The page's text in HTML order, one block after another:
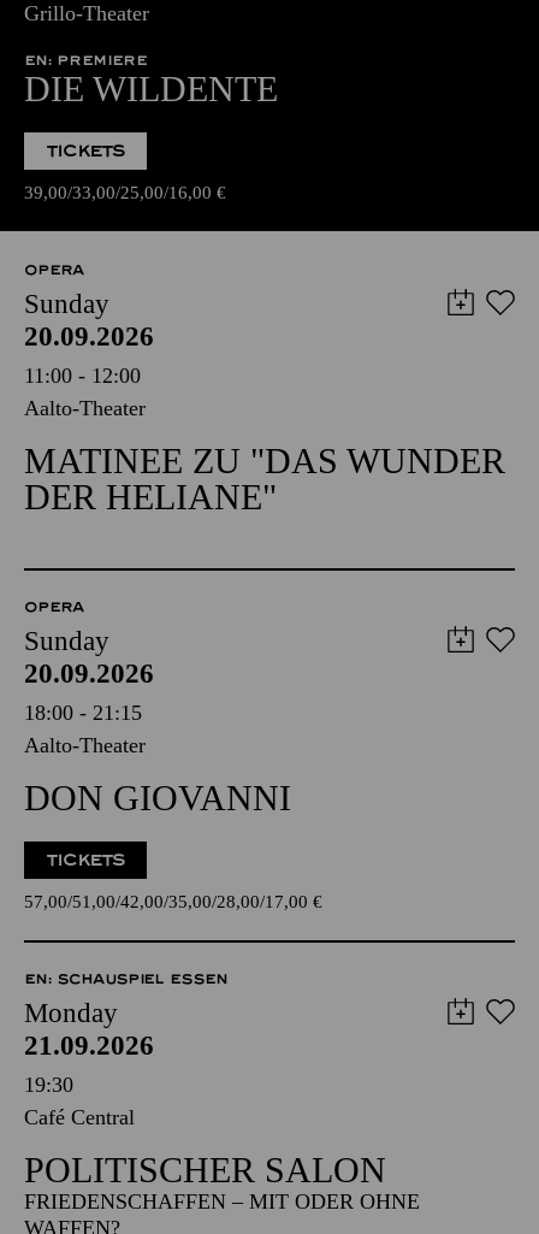
Grillo-Theater
EN: PREMIERE
DIE WILDENTE
TICKETS
39,00 33,00 25,00 16,00 €
OPERA
Sunday
20.09.2026
11:00 - 12:00
Aalto-Theater
MATINEE ZU "DAS WUNDER
DER HELIANE"
OPERA
Sunday
20.09.2026
18:00 - 21:15
Aalto-Theater
DON GIOVANNI
TICKETS
57,00 51,00 42,00 35,00 28,00 17,00 €
EN: SCHAUSPIEL ESSEN
Monday
21.09.2026
19:30
Café Central
POLITISCHER SALON
FRIEDENSCHAFFEN – MIT ODER OHNE
WAFFEN?